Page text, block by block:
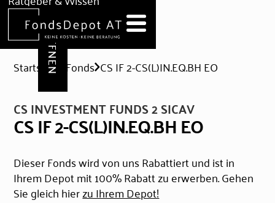
Hilfe & Formulare
DEPOT ERÖFFNEN
Startseite Fonds CS IF 2-CS(L)IN.EQ.BH EO
CS INVESTMENT FUNDS 2 SICAV
CS IF 2-CS(L)IN.EQ.BH EO
Dieser Fonds wird von uns Rabattiert und ist in
Ihrem Depot mit 100% Rabatt zu erwerben. Gehen
Sie gleich hierzu Ihrem Depot!